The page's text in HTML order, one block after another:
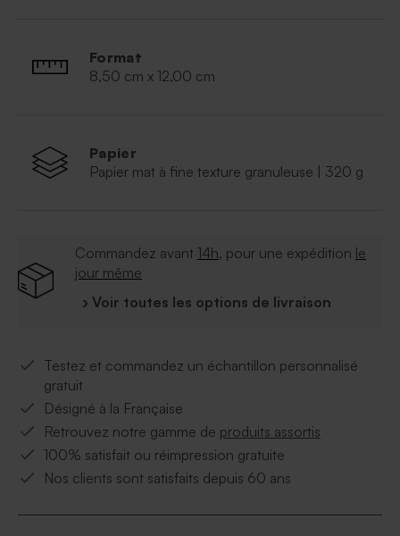
Format
8,50 cm x 12,00 cm
Papier
Papier mat à fine texture granuleuse | 320 g
Commandez avant 14h, pour une expédition le
jour même
› Voir toutes les options de livraison
Testez et commandez un échantillon personnalisé
gratuit
Désigné à la Française
Retrouvez notre gamme de produits assortis
100% satisfait ou réimpression gratuite
Nos clients sont satisfaits depuis 60 ans